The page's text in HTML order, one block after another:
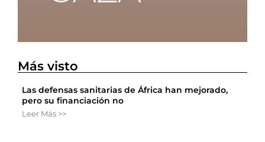
Más visto
Las defensas sanitarias de África han mejorado,
pero su financiación no
Leer Más >>